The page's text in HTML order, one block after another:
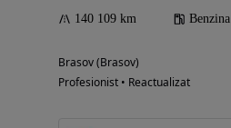
140 109 km Benzina
Brasov (Brasov)
Profesionist • Reactualizat